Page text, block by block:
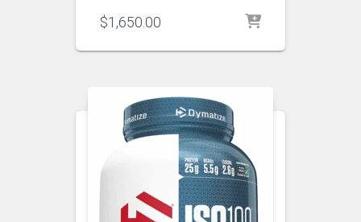
$1,650.00